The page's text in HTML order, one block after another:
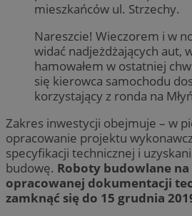
mieszkańców ul. Strzechy.
Nareszcie! Wieczorem i w
widać nadjeżdżających aut,
hamowałem w ostatniej
się kierowca samochodu
korzystający z ronda na
Zakres inwestycji obejmuje – w
opracowanie projektu
specyfikacji technicznej i
budowę. Roboty budowlane
opracowanej dokumentacji
zamknąć się do 15 grudnia